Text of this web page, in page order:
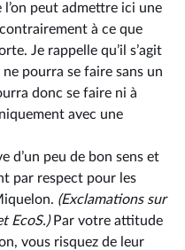
peut admettre ici une
à ce que
Je rappelle qu’il s’agit
pourra se faire sans un
donc se faire ni à
avec une
d’un peu de bon sens et
par respect pour les
(Exclamations sur
EcoS.)Par votre attitude
vous risquez de leur